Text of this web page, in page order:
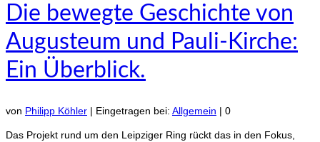
Die bewegte Geschichte von
Augusteum und Pauli-Kirche:
Ein Überblick.
von Philipp Köhler | Eingetragen bei: Allgemein | 0
Das Projekt rund um den Leipziger Ring rückt das in den Fokus,